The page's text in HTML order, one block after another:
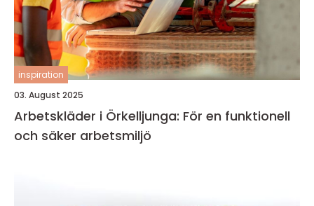
inspiration
03. August 2025
Arbetskläder i Örkelljunga: För en funktionell
och säker arbetsmiljö